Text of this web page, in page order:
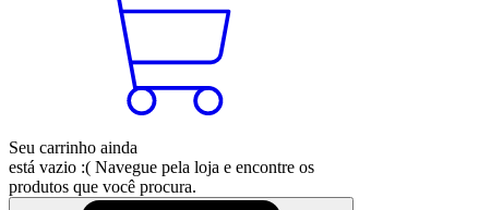
Seu carrinho ainda
está vazio :( Navegue pela loja e encontre os
produtos que você procura.